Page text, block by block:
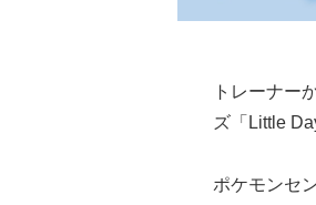
トレーナー
ズ「Little
ポケモンセ